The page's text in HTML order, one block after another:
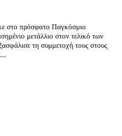
στο πρόσφατο Παγκόσμιο
μετάλλιο στον τελικό των
τη συμμετοχή τους στους